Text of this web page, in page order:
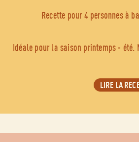
Recette pour 4 personnes à
Idéale pour la saison printemps -
LIRE LA